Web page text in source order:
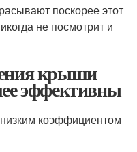
поскорее этот
не посмотрит и
крыши
эффективны
коэффициентом